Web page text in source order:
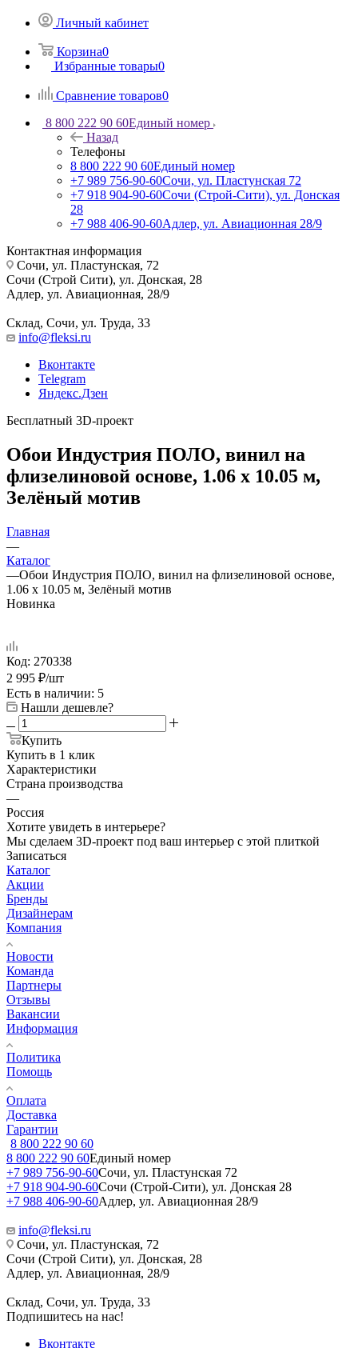
Личный кабинет
Корзина0
Избранные товары0
Сравнение товаров0
8 800 222 90 60Единый номер
Назад
Телефоны
8 800 222 90 60Единый номер
+7 989 756-90-60Сочи, ул. Пластунская 72
+7 918 904-90-60Сочи (Строй-Сити), ул. Донская
28
+7 988 406-90-60Адлер, ул. Авиационная 28/9
Контактная информация
Сочи, ул. Пластунская, 72
Сочи (Строй Сити), ул. Донская, 28
Адлер, ул. Авиационная, 28/9
Склад, Сочи, ул. Труда, 33
info@fleksi.ru
Вконтакте
Telegram
Яндекс.Дзен
Бесплатный 3D-проект
Обои Индустрия ПОЛО, винил на
флизелиновой основе, 1.06 x 10.05 м,
Зелёный мотив
Главная
—
Каталог
—Обои Индустрия ПОЛО, винил на флизелиновой основе,
1.06 x 10.05 м, Зелёный мотив
Новинка
Код: 270338
2 995 ₽/шт
Есть в наличии: 5
Нашли дешевле?
Купить
Купить в 1 клик
Характеристики
Страна производства
—
Россия
Хотите увидеть в интерьере?
Мы сделаем 3D-проект под ваш интерьер с этой плиткой
Записаться
Каталог
Акции
Бренды
Дизайнерам
Компания
Новости
Команда
Партнеры
Отзывы
Вакансии
Информация
Политика
Помощь
Оплата
Доставка
Гарантии
8 800 222 90 60
8 800 222 90 60Единый номер
+7 989 756-90-60Сочи, ул. Пластунская 72
+7 918 904-90-60Сочи (Строй-Сити), ул. Донская 28
+7 988 406-90-60Адлер, ул. Авиационная 28/9
info@fleksi.ru
Сочи, ул. Пластунская, 72
Сочи (Строй Сити), ул. Донская, 28
Адлер, ул. Авиационная, 28/9
Склад, Сочи, ул. Труда, 33
Подпишитесь на нас!
Вконтакте